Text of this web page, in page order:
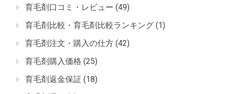
育毛剤口コミ・レビュー (49)
育毛剤比較・育毛剤比較ランキング (1)
育毛剤注文・購入の仕方 (42)
育毛剤購入価格 (25)
育毛剤返金保証 (18)